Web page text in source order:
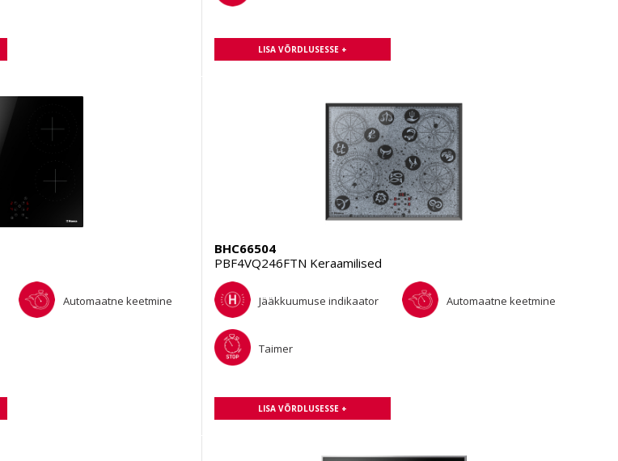
LISA VÕRDLUSESSE +
Automaatne keetmine
BHC66504
PBF4VQ246FTN Keraamilised
Jääkkuumuse indikaator Automaatne keetmine
Taimer
LISA VÕRDLUSESSE +